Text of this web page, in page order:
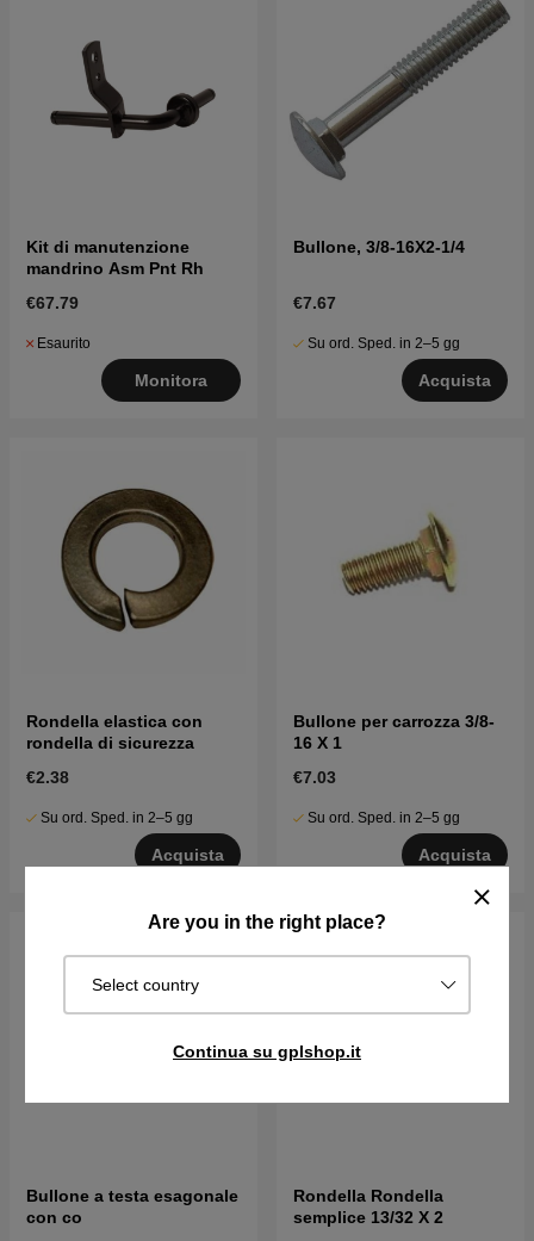
Are you in the right place?
Select country
Continua su gplshop.it
Kit di manutenzione
mandrino Asm Pnt Rh
€67.79
Esaurito
Monitora
Bullone, 3/8-16X2-1/4
€7.67
Su ord. Sped. in 2–5 gg
Acquista
Rondella elastica con
rondella di sicurezza
€2.38
Su ord. Sped. in 2–5 gg
Acquista
Bullone per carrozza 3/8-
16 X 1
€7.03
Su ord. Sped. in 2–5 gg
Acquista
Bullone a testa esagonale
con co
Rondella Rondella
semplice 13/32 X 2